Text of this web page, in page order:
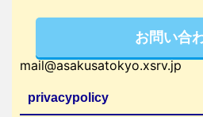
お問い合
mail@asakusatokyo.xsrv.jp
privacypolicy